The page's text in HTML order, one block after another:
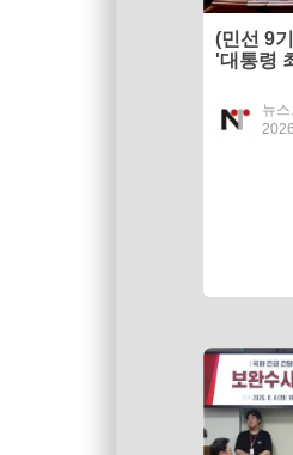
(민선 9
'대통령
뉴